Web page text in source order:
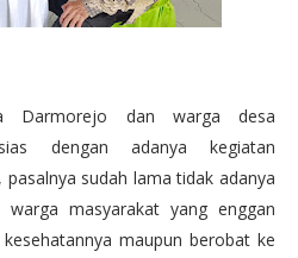
Darmorejo dan warga desa
dengan adanya kegiatan
sudah lama tidak adanya
warga masyarakat yang enggan
maupun berobat ke